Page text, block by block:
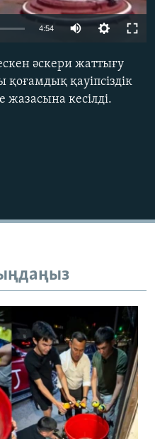
4:54
әскери жаттығу
қауіпсіздік
жазасына кесілді.